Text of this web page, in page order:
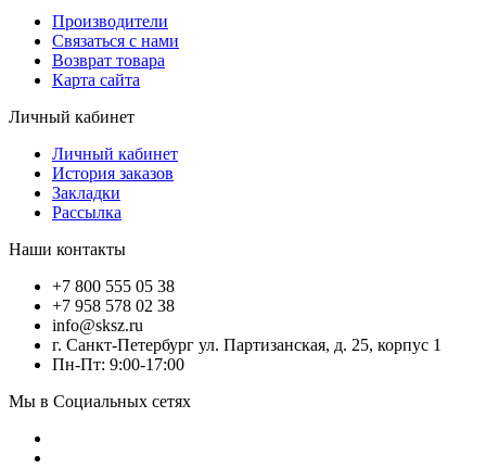
Производители
Связаться с нами
Возврат товара
Карта сайта
Личный кабинет
Личный кабинет
История заказов
Закладки
Рассылка
Наши контакты
+7 800 555 05 38
+7 958 578 02 38
info@sksz.ru
г. Санкт-Петербург ул. Партизанская, д. 25, корпус 1
Пн-Пт: 9:00-17:00
Мы в Социальных сетях